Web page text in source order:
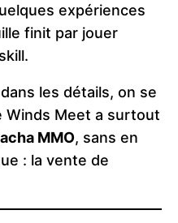
expériences
finit par jouer
les détails, on se
Winds Meet a surtout
MMO, sans en
: la vente de